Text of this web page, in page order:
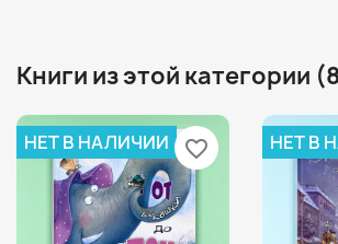
Книги из этой категории
НЕТ В НАЛИЧИИ favorite_border НЕТ В